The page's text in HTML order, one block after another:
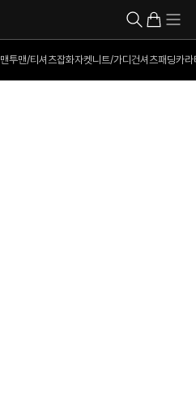
맨투맨/티셔츠잡화자켓니트/가디건셔츠패딩카라